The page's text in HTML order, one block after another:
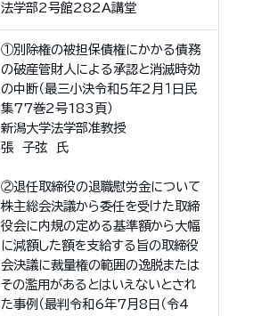
法学部2号館282A講堂
①別除権の被担保債権にかかる債務
の破産管財人による承認と消滅時効
の中断（最三小決令和５年２月１日民
集77巻2号183頁）
新潟大学法学部准教授
張 子弦 氏
②退任取締役の退職慰労金について
株主総会決議から委任を受けた取締
役会に内規の定める基準額から大幅
に減額した額を支給する旨の取締役
会決議に裁量権の範囲の逸脱または
その濫用があるとはいえないとされ
た事例（最判令和6年7月8日（令4